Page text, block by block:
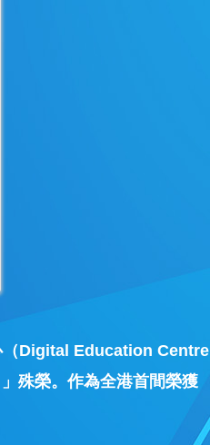
（Digital Education Centre
殊榮。作為全港首間榮獲